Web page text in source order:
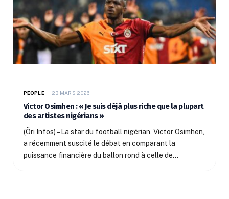
PEOPLE 23 MARS 2026
Victor Osimhen : « Je suis déjà plus riche que la plupart
des artistes nigérians »
(Öri Infos) – La star du football nigérian, Victor Osimhen,
a récemment suscité le débat en comparant la
puissance financière du ballon rond à celle de…